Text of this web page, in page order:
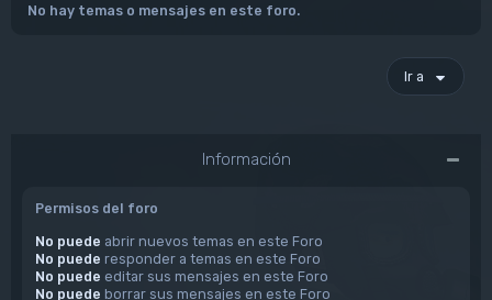
No hay temas o mensajes en este foro.
Ir a
Información
Permisos del foro
No puede abrir nuevos temas en este Foro
No puede responder a temas en este Foro
No puede editar sus mensajes en este Foro
No puede borrar sus mensajes en este Foro